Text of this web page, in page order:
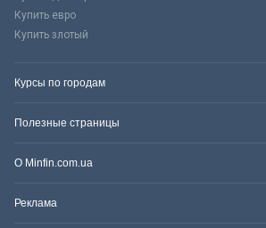
Купить евро
Купить злотый
Курсы по городам
Полезные страницы
О Minfin.com.ua
Реклама